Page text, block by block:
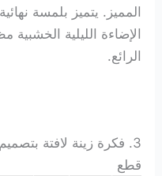
المميز. يتميز بلمسة
الإضاءة الليلية
الرائع.
3. فكرة زينة
لافتة
قطع